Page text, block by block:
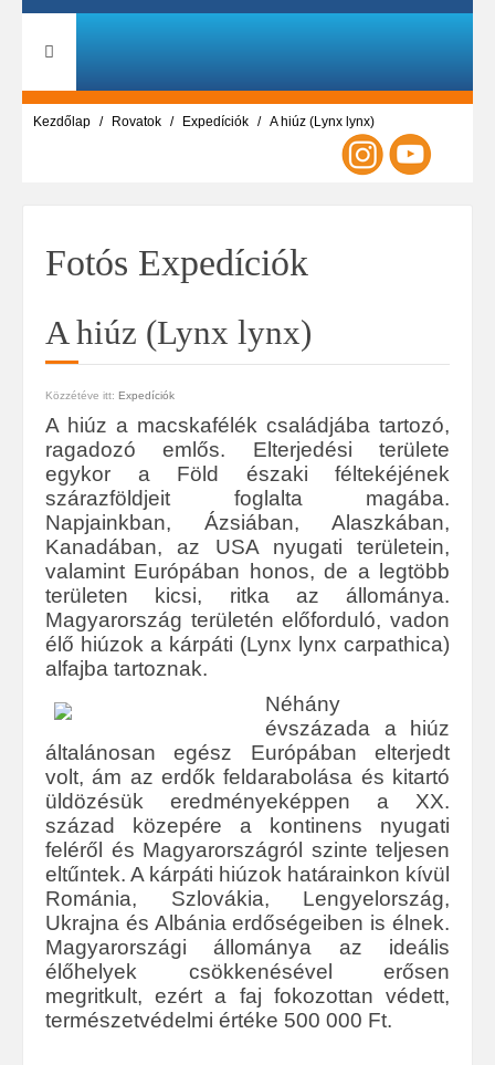
Kezdőlap Rovatok Expedíciók A hiúz (Lynx lynx)
Fotós Expedíciók
A hiúz (Lynx lynx)
Közzétéve itt: Expedíciók
A hiúz a macskafélék családjába tartozó,
ragadozó emlős. Elterjedési területe
egykor a Föld északi féltekéjének
szárazföldjeit foglalta magába.
Napjainkban, Ázsiában, Alaszkában,
Kanadában, az USA nyugati területein,
valamint Európában honos, de a legtöbb
területen kicsi, ritka az állománya.
Magyarország területén előforduló, vadon
élő hiúzok a kárpáti (Lynx lynx carpathica)
alfajba tartoznak.
Néhány
évszázada a hiúz
általánosan egész Európában elterjedt
volt, ám az erdők feldarabolása és kitartó
üldözésük eredményeképpen a XX.
század közepére a kontinens nyugati
feléről és Magyarországról szinte teljesen
eltűntek. A kárpáti hiúzok határainkon kívül
Románia, Szlovákia, Lengyelország,
Ukrajna és Albánia erdőségeiben is élnek.
Magyarországi állománya az ideális
élőhelyek csökkenésével erősen
megritkult, ezért a faj fokozottan védett,
természetvédelmi értéke 500 000 Ft.